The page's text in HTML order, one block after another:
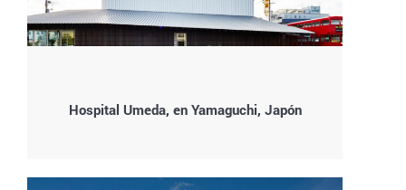
Hospital Umeda, en Yamaguchi, Japón